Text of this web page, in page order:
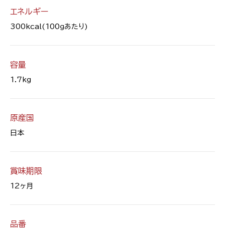
エネルギー
300kcal(100ｇあたり)
容量
1.7kg
原産国
日本
賞味期限
12ヶ月
品番